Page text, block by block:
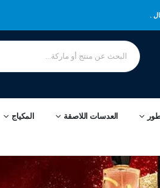
العدسات اللاصقة المكياج